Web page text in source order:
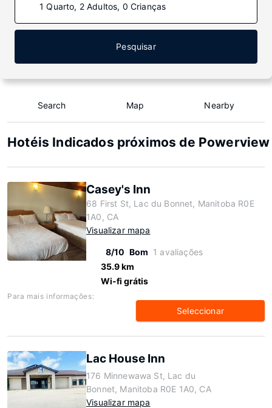
1 Quarto, 2 Adultos, 0 Crianças
Pesquisar
Search Map Nearby
Hotéis Indicados próximos de
Casey's Inn
68 First St, Lac du Bonnet, Manitoba R0E
1A0, CA
Visualizar mapa
8/10 Bom 1 avaliações
35.9 km
Wi-fi grátis
Para mais informações:
Seleccionar
Lac House Inn
176 Minnewawa St, Lac du
Bonnet, Manitoba R0E 1A0, CA
Visualizar mapa